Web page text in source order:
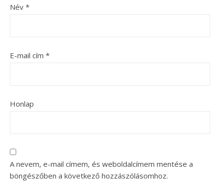
Név *
E-mail cím *
Honlap
A nevem, e-mail címem, és weboldalcímem mentése a
böngészőben a következő hozzászólásomhoz.